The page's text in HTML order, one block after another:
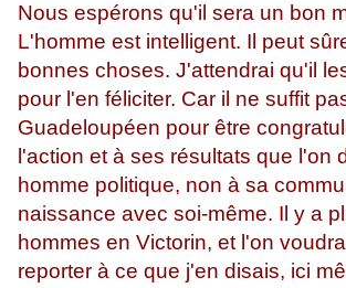
Nous espérons qu'il sera un bon
L'homme est intelligent. Il peut
bonnes choses. J'attendrai qu'il
pour l'en féliciter. Car il ne suffit
Guadeloupéen pour être
l'action et à ses résultats que l'on
homme politique, non à sa
naissance avec soi-même. Il y a
hommes en Victorin, et l'on
reporter à ce que j'en disais, ici